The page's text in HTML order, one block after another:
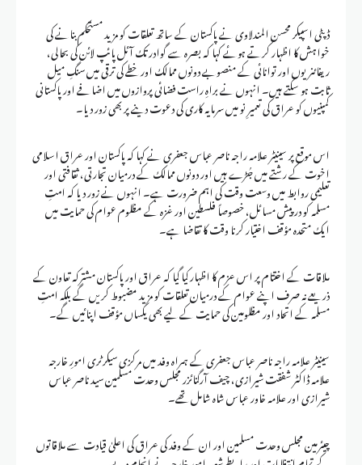
‏ڈپٹی اسپیکر محسن المندلاوی نے پاکستان کے ساتھ تعلقات کو مزید مستحکم بنانے کی
خواہش کا اظہار کرتے ہوئے کہا کہ بصرہ سے گوادر تک آئل پائپ لائن کی بحالی،
ریفائنریوں اور توانائی کے منصوبے دونوں ممالک اور خطے کی ترقی میں سنگِ میل
ثابت ہو سکتے ہیں۔ انہوں نے براہِ راست فضائی پروازوں میں اضافے اور پاکستانی
کمپنیوں کو عراق کی تعمیرِ نو میں سرمایہ کاری کی دعوت دینے پر بھی زور دیا۔
‏اس موقع پر سینیٹر علامہ راجہ ناصر عباس جعفری نے کہا کہ پاکستان اور عراق اسلامی
اخوت کے رشتے میں جُڑے ہیں اور دونوں ممالک کے درمیان تجارتی، ثقافتی اور
تعلیمی روابط میں وسعت وقت کی اہم ضرورت ہے۔ انہوں نے زور دیا کہ امتِ
مسلمہ کو درپیش مسائل، خصوصاً فلسطین اور غزہ کے مظلوم عوام کی حمایت میں
ایک متحدہ مؤقف اختیار کرنا وقت کا تقاضا ہے۔
‏ملاقات کے اختتام پر اس عزم کا اظہار کیا گیا کہ عراق اور پاکستان مشترکہ تعاون کے
ذریعے نہ صرف اپنے عوام کے درمیان تعلقات کو مزید مضبوط کریں گے بلکہ امتِ
مسلمہ کے اتحاد اور مظلومین کی حمایت کے لیے بھی یکساں مؤقف اپنائیں گے۔
‏سینیٹر علامہ راجہ ناصر عباس جعفری کے ہمراہ وفد میں مرکزی سیکرٹری امورِ خارجہ
علامہ ڈاکٹر شفقت شیرازی، چیف آرگنائزر مجلس وحدت مسلمین سید ناصر عباس
شیرازی اور علامہ خاور عباس شاہ شامل تھے۔
‏چیئرمین مجلس وحدت مسلمین اور ان کے وفد کی عراق کی اعلیٰ قیادت سے ملاقاتوں